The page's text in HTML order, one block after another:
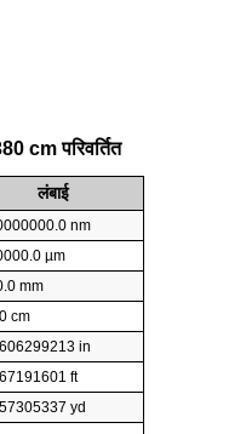
cm परिवर्तित
लंबाई
nm
µm
mm
cm
in
ft
yd